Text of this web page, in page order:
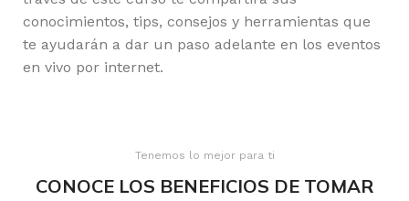
conocimientos, tips, consejos y herramientas que
te ayudarán a dar un paso adelante en los eventos
en vivo por internet.
Tenemos lo mejor para ti
CONOCE LOS BENEFICIOS DE TOMAR